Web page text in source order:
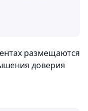
размещаются
доверия